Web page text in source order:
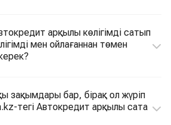
арқылы көлігімді сатып
мен ойлағаннан төмен
зақымдары бар, бірақ ол жүріп
тегі Автокредит арқылы сата